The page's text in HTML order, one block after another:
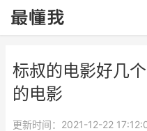
标叔的电影好几
的电影
更新时间：2021-12-22